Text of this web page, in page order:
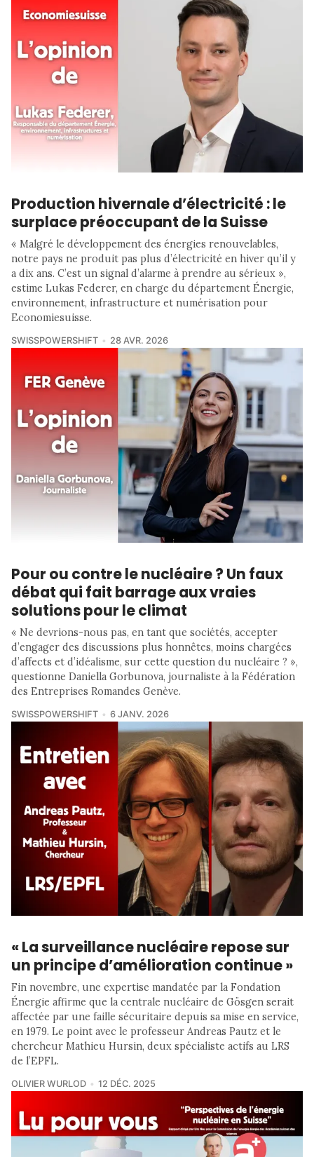
Production hivernale d’électricité : le
surplace préoccupant de la Suisse
​​« Malgré le développement des énergies renouvelables,
notre pays ne produit pas plus d’électricité en hiver qu’il y
a dix ans. C’est un signal d’alarme à prendre au sérieux »,
estime Lukas Federer, en charge du département Énergie,
environnement, infrastructure et numérisation pour
Economiesuisse.
SWISSPOWERSHIFT 28 AVR. 2026
Pour ou contre le nucléaire ? Un faux
débat qui fait barrage aux vraies
solutions pour le climat
« Ne devrions-nous pas, en tant que sociétés, accepter
d’engager des discussions plus honnêtes, moins chargées
d’affects et d’idéalisme, sur cette question du nucléaire ? »,
questionne Daniella Gorbunova, journaliste à la Fédération
des Entreprises Romandes Genève.
SWISSPOWERSHIFT 6 JANV. 2026
« La surveillance nucléaire repose sur
un principe d’amélioration continue »
Fin novembre, une expertise mandatée par la Fondation
Énergie affirme que la centrale nucléaire de Gösgen serait
affectée par une faille sécuritaire depuis sa mise en service,
en 1979. Le point avec le professeur Andreas Pautz et le
chercheur Mathieu Hursin, deux spécialiste actifs au LRS
de l’EPFL.
OLIVIER WURLOD 12 DÉC. 2025